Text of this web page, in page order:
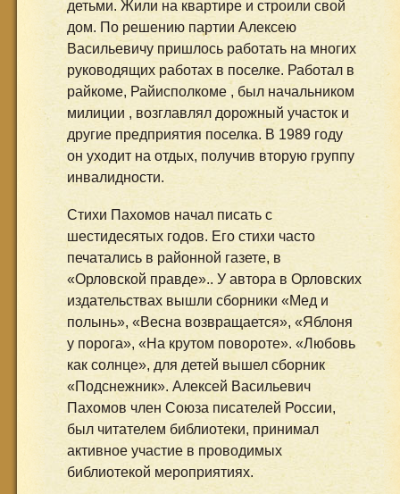
детьми. Жили на квартире и строили свой
дом. По решению партии Алексею
Васильевичу пришлось работать на многих
руководящих работах в поселке. Работал в
райкоме, Райисполкоме , был начальником
милиции , возглавлял дорожный участок и
другие предприятия поселка. В 1989 году
он уходит на отдых, получив вторую группу
инвалидности.
Стихи Пахомов начал писать с
шестидесятых годов. Его стихи часто
печатались в районной газете, в
«Орловской правде».. У автора в Орловских
издательствах вышли сборники «Мед и
полынь», «Весна возвращается», «Яблоня
у порога», «На крутом повороте». «Любовь
как солнце», для детей вышел сборник
«Подснежник». Алексей Васильевич
Пахомов член Союза писателей России,
был читателем библиотеки, принимал
активное участие в проводимых
библиотекой мероприятиях.